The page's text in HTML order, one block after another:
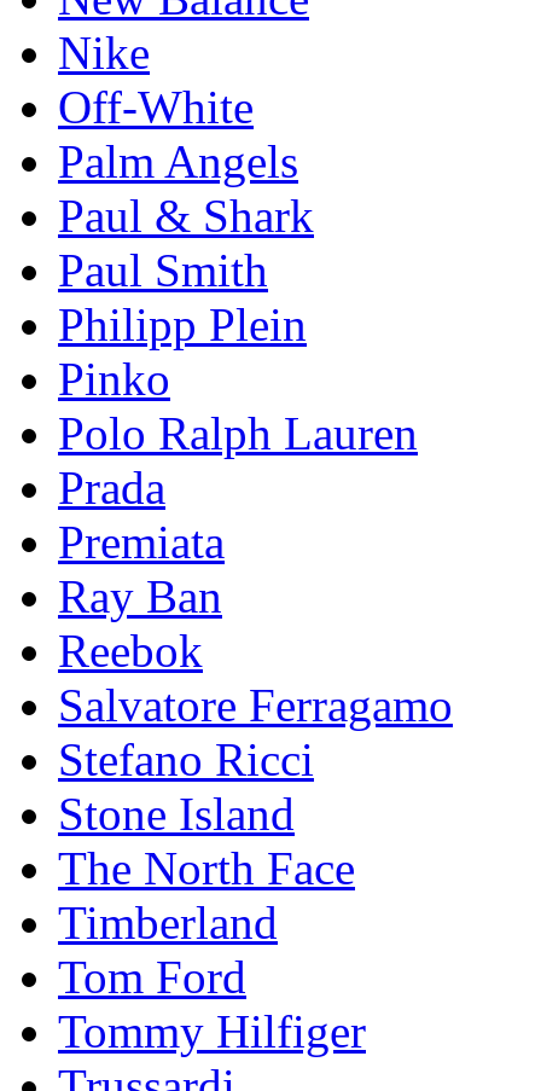
Nike
Off-White
Palm Angels
Paul & Shark
Paul Smith
Philipp Plein
Pinkо
Polo Ralph Lauren
Prada
Premiata
Ray Ban
Reebok
Salvatore Ferragamo
Stefano Ricci
Stоnе Islаnd
The North Face
Timberland
Tom Ford
Tommy Hilfiger